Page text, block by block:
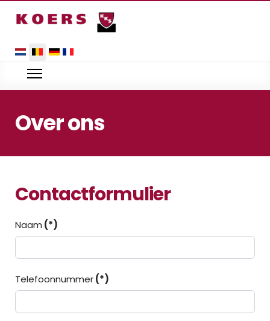
Selecteer uw taal
Over ons
Contactformulier
Naam (*)
Telefoonnummer(*)